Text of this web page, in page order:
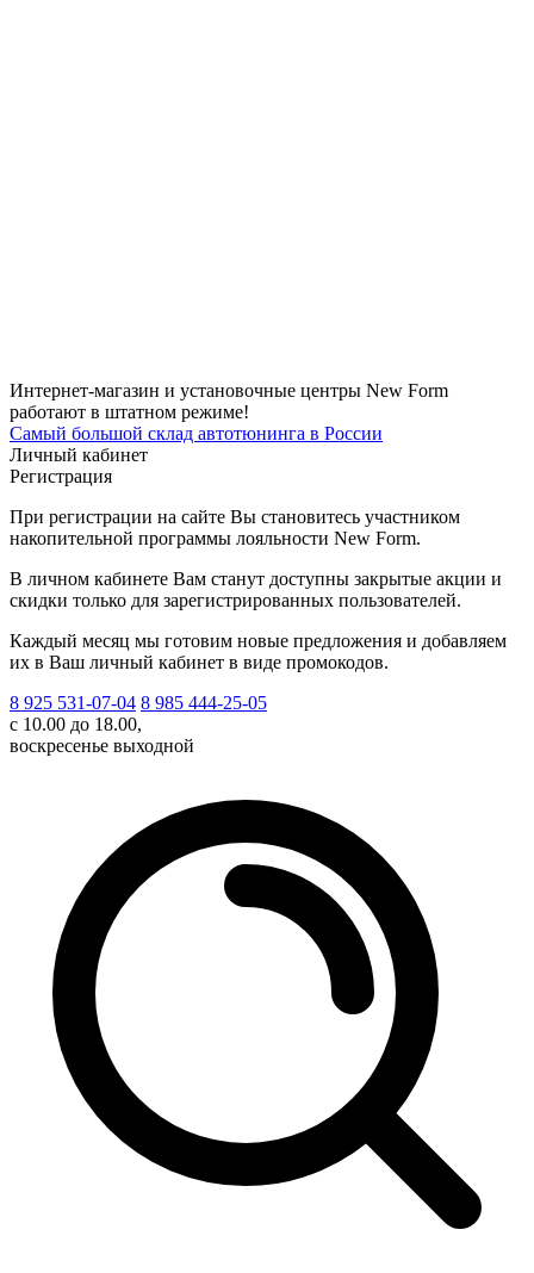
Интернет-магазин и установочные центры New Form
работают в штатном режиме!
Самый большой склад автотюнинга в России
Личный кабинет
Регистрация
При регистрации на сайте Вы становитесь участником
накопительной программы лояльности New Form.
В личном кабинете Вам станут доступны закрытые акции и
скидки только для зарегистрированных пользователей.
Каждый месяц мы готовим новые предложения и добавляем
их в Ваш личный кабинет в виде промокодов.
8 925 531-07-04 8 985 444-25-05
с 10.00 до 18.00,
воскресенье выходной